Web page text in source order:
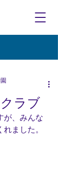
ラブ
が、みんな
ました。